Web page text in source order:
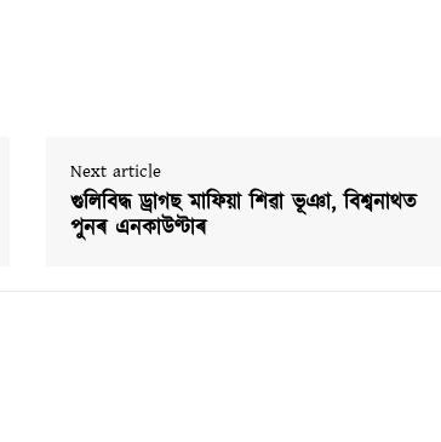
Next article
গুলিবিদ্ধ ড্ৰাগছ মাফিয়া শিৱা ভূঞা, বিশ্বনাথত
পুনৰ এনকাউণ্টাৰ